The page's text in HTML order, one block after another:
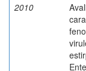
2010